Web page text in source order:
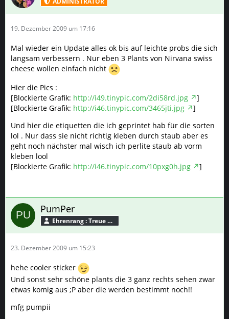
19. Dezember 2009 um 17:16
Mal wieder ein Update alles ok bis auf leichte probs die sich
langsam verbessern . Nur eben 3 Plants von Nirvana swiss
cheese wollen einfach nicht
Hier die Pics :
[Blockierte Grafik: http://i49.tinypic.com/2di58rd.jpg
]
[Blockierte Grafik: http://i46.tinypic.com/3465jti.jpg
]
Und hier die etiquetten die ich geprintet hab für die sorten
lol . Nur dass sie nicht richtig kleben durch staub aber es
geht noch nächster mal wisch ich perlite staub ab vorm
kleben lool
[Blockierte Grafik: http://i46.tinypic.com/10pxg0h.jpg ]
PumPer
Ehrenrang : Treue Seele
23. Dezember 2009 um 15:23
hehe cooler sticker
Und sonst sehr schöne plants die 3 ganz rechts sehen zwar
etwas komig aus ;P aber die werden bestimmt noch!!
mfg pumpii